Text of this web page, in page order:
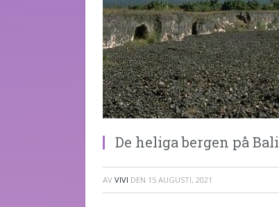
De heliga bergen på Bali
AV VIVI DEN 15 AUGUSTI, 2021